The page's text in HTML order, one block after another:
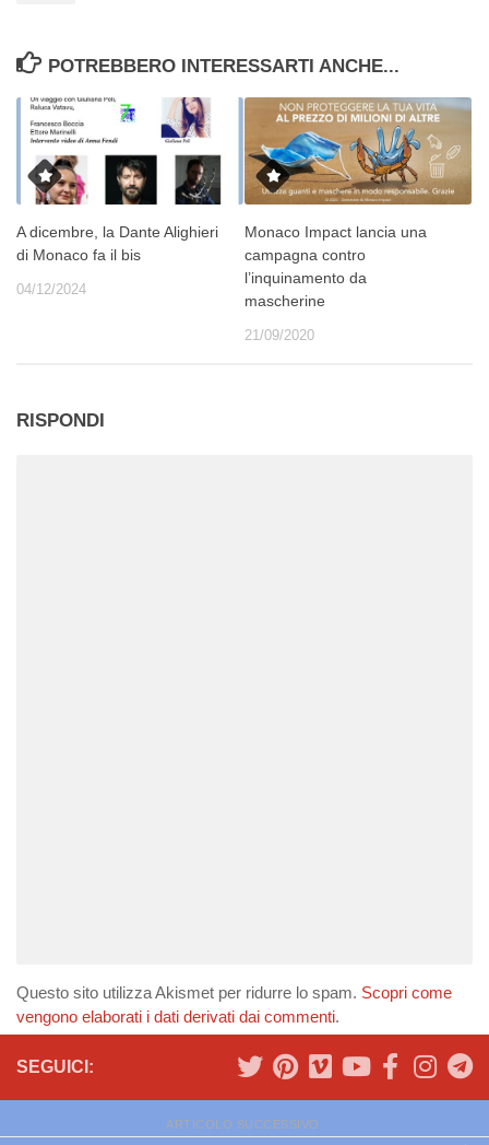
POTREBBERO INTERESSARTI ANCHE...
A dicembre, la Dante Alighieri
di Monaco fa il bis
04/12/2024
Monaco Impact lancia una
campagna contro
l’inquinamento da
mascherine
21/09/2020
RISPONDI
Questo sito utilizza Akismet per ridurre lo spam. Scopri come
vengono elaborati i dati derivati dai commenti.
SEGUICI:
ARTICOLO SUCCESSIVO